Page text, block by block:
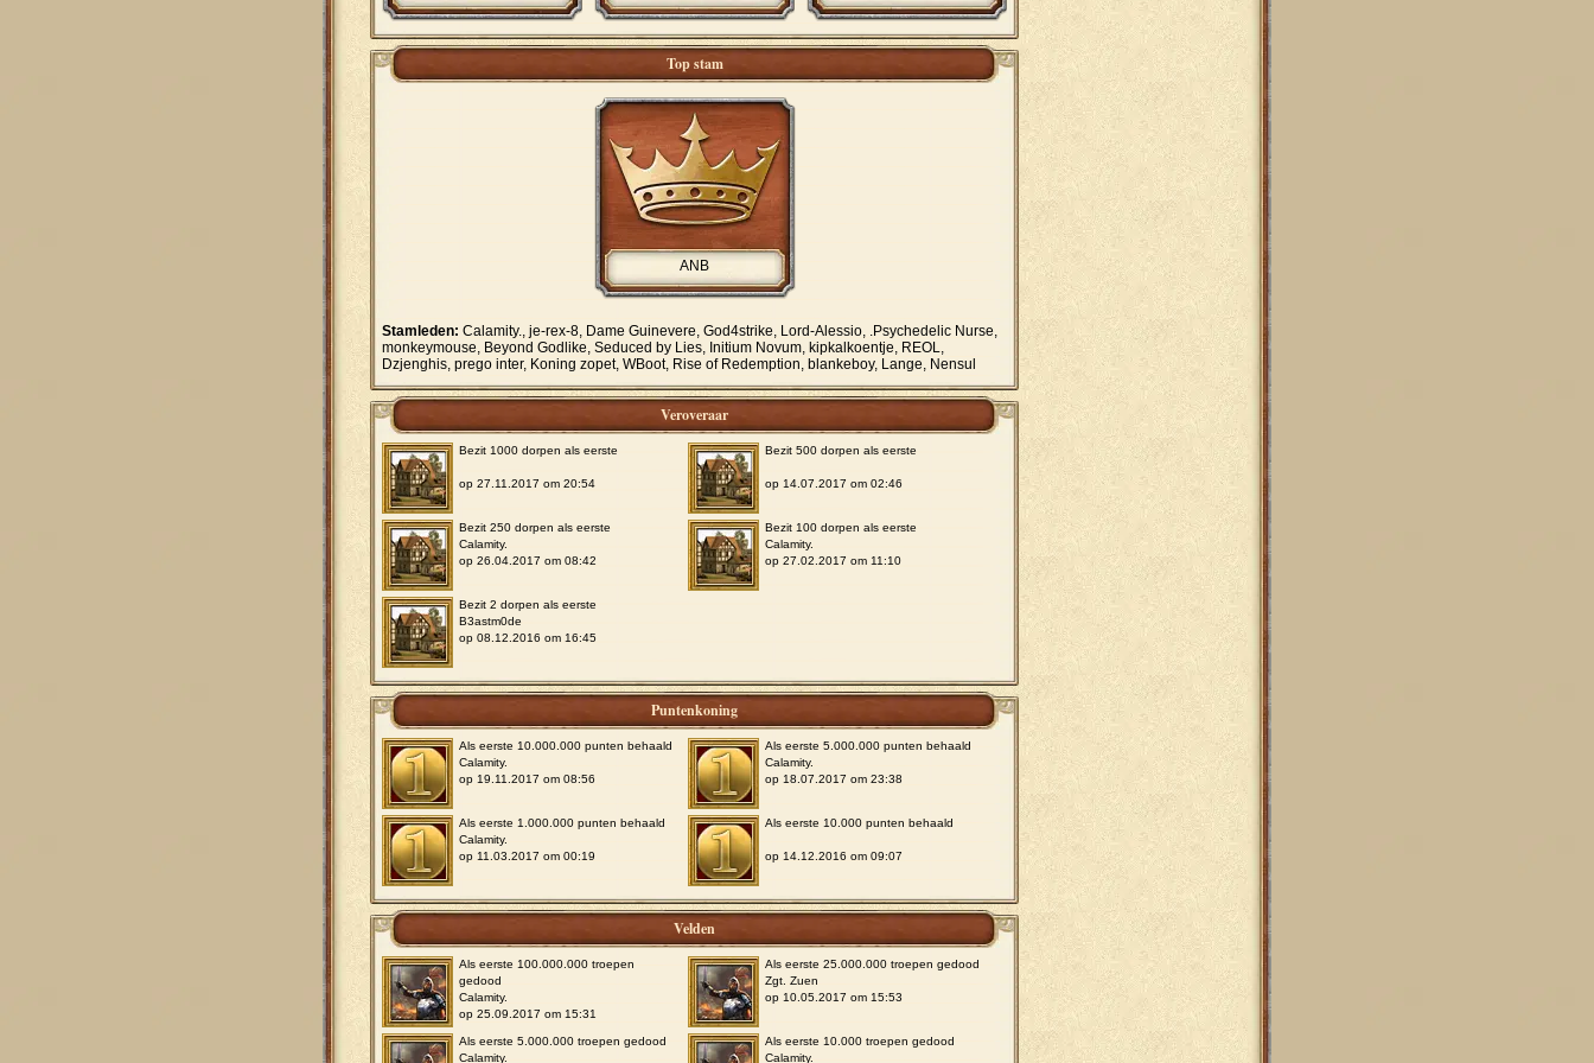
Top stam
ANB
Stamleden: Calamity., je-rex-8, Dame Guinevere, God4strike, Lord-Alessio, .Psychedelic Nurse,
monkeymouse, Beyond Godlike, Seduced by Lies, Initium Novum, kipkalkoentje, REOL,
Dzjenghis, prego inter, Koning zopet, WBoot, Rise of Redemption, blankeboy, Lange, Nensul
Veroveraar
Bezit 1000 dorpen als eerste
op 27.11.2017 om 20:54
Bezit 500 dorpen als eerste
op 14.07.2017 om 02:46
Bezit 250 dorpen als eerste
Calamity.
op 26.04.2017 om 08:42
Bezit 100 dorpen als eerste
Calamity.
op 27.02.2017 om 11:10
Bezit 2 dorpen als eerste
B3astm0de
op 08.12.2016 om 16:45
Puntenkoning
Als eerste 10.000.000 punten behaald
Calamity.
op 19.11.2017 om 08:56
Als eerste 5.000.000 punten behaald
Calamity.
op 18.07.2017 om 23:38
Als eerste 1.000.000 punten behaald
Calamity.
op 11.03.2017 om 00:19
Als eerste 10.000 punten behaald
op 14.12.2016 om 09:07
Velden
Als eerste 100.000.000 troepen
gedood
Calamity.
op 25.09.2017 om 15:31
Als eerste 25.000.000 troepen gedood
Zgt. Zuen
op 10.05.2017 om 15:53
Als eerste 5.000.000 troepen gedood
Calamity.
Als eerste 10.000 troepen gedood
Calamity.